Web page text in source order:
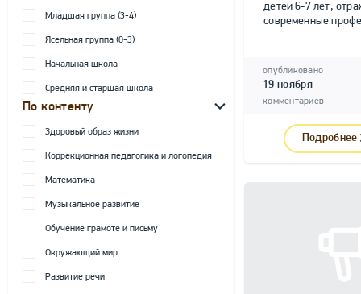
Младшая группа (3-4)
Ясельная группа (0-3)
Начальная школа
Средняя и старшая школа
По контенту
Здоровый образ жизни
Коррекционная педагогика и логопедия
Математика
Музыкальное развитие
Обучение грамоте и письму
Окружающий мир
Развитие речи
детей 6-7 лет,
современные
опубликовано
19 ноября
комментариев
Подробнее